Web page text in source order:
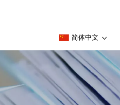
简体中文